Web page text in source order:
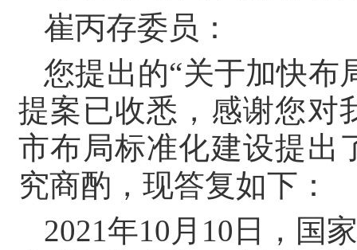
崔丙存委员：
您提出的“关于加快布
提案已收悉，感谢您对
市布局标准化建设提出
究商酌，现答复如下：
2021年10月10日，国